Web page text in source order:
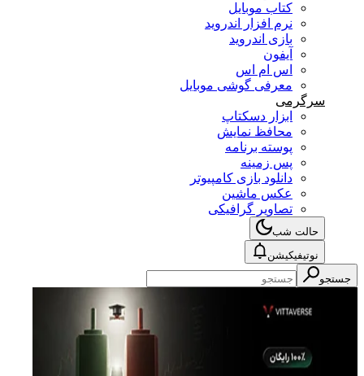
کتاب موبایل
نرم افزار اندروید
بازی اندروید
آیفون
اس ام اس
معرفی گوشی موبایل
سرگرمی
ابزار دسکتاپ
محافظ نمایش
پوسته برنامه
پس زمینه
دانلود بازی کامپیوتر
عکس ماشین
تصاویر گرافیکی
حالت شب
نوتیفیکیشن
جستجو